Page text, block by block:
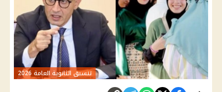
تنسيق الثانوية العامة 2026